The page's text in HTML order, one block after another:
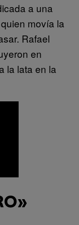
a una
movía la
Rafael
en
la lata en la